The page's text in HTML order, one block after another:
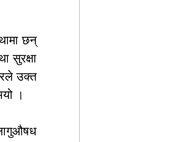
छन्
सुरक्षा
उक्त
।